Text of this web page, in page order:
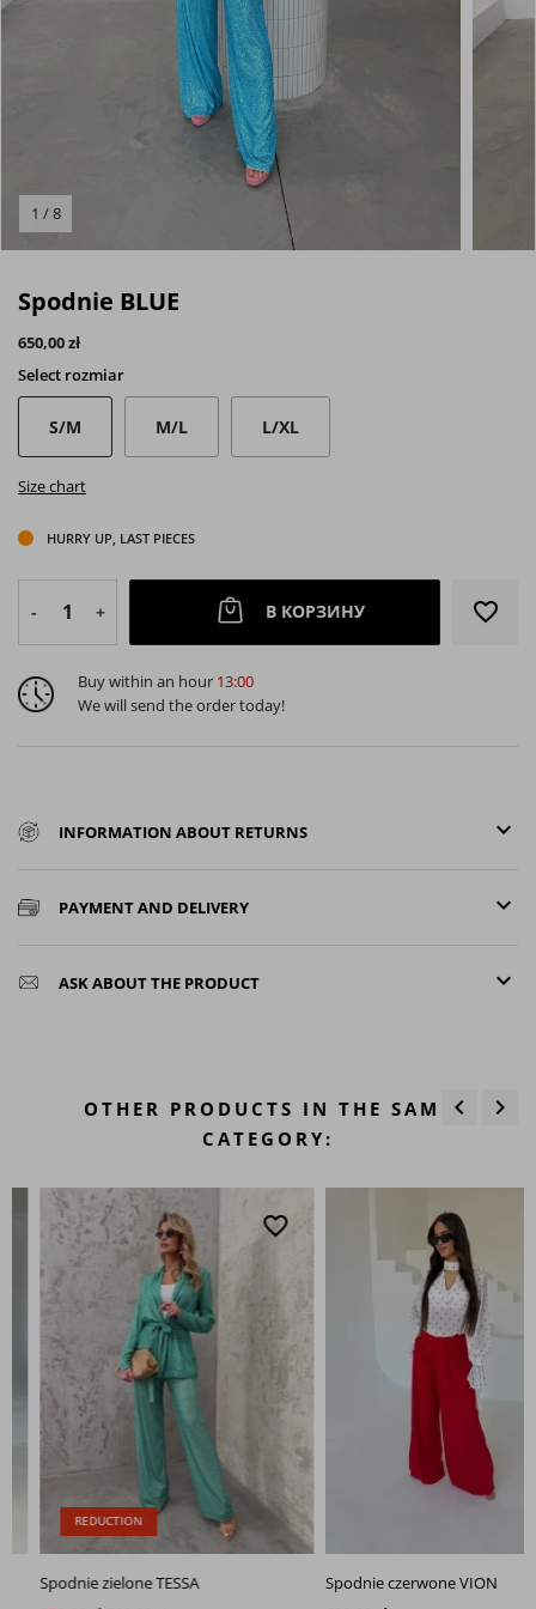
1 / 8
Spodnie BLUE
650,00 zł
Select rozmiar
S/M M/L L/XL
Size chart
HURRY UP, LAST PIECES
- + В КОРЗИНУ favorite_border
Buy within an hour 13:00
We will send the order today!
keyboard_arrow_down
INFORMATION ABOUT RETURNS
keyboard_arrow_down
PAYMENT AND DELIVERY
keyboard_arrow_down
ASK ABOUT THE PRODUCT
OTHER PRODUCTS IN THE SAME
CATEGORY:
Назад
keyboard_arrow_left keyboard_arrow_right
REDUCTION
favorite_border
Spodnie zielone TESSA
Spodnie czerwone VION